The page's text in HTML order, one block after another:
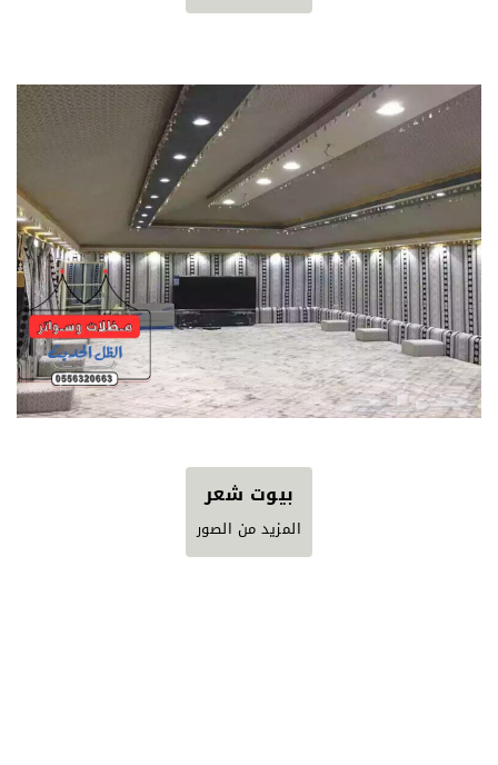
بيوت شعر
المزيد من الصور